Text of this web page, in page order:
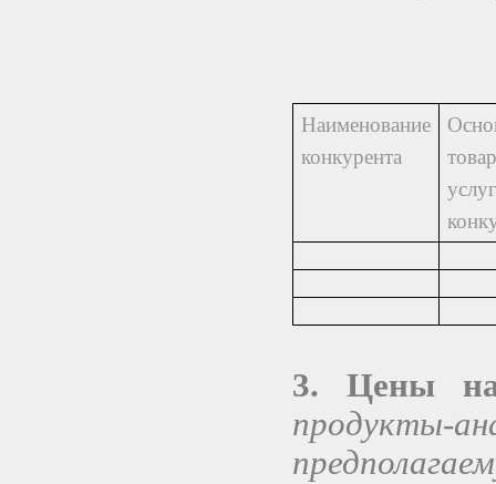
Наименование
конкурента
3. Цены
продукты-